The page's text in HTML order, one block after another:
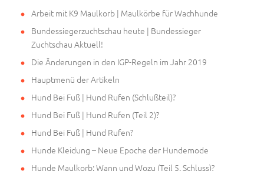
Arbeit mit K9 Maulkorb | Maulkörbe für Wachhunde
Bundessiegerzuchtschau heute | Bundessieger
Zuchtschau Aktuell!
Die Änderungen in den IGP-Regeln im Jahr 2019
Hauptmenü der Artikeln
Hund Bei Fuß | Hund Rufen (Schlußteil)?
Hund Bei Fuß | Hund Rufen (Teil 2)?
Hund Bei Fuß | Hund Rufen?
Hunde Kleidung – Neue Epoche der Hundemode
Hunde Maulkorb: Wann und Wozu (Teil 5. Schluss)?